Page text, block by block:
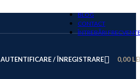
BLOG
CONTACT
ÎNTREBĂRI
AUTENTIFICARE / ÎNREGISTRARE 0,00